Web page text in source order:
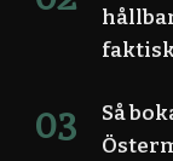
Så